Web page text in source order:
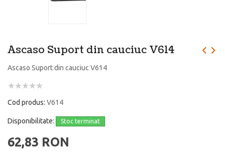
Ascaso Suport din cauciuc V614
Ascaso Suport din cauciuc V614
Cod produs: V614
Disponibilitate: Stoc terminat
62,83 RON